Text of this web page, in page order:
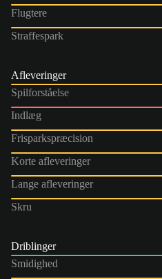
Flugtere
Straffespark
Afleveringer
Spilforståelse
Indlæg
Frisparkspræcision
Korte afleveringer
Lange afleveringer
Skru
Driblinger
Smidighed